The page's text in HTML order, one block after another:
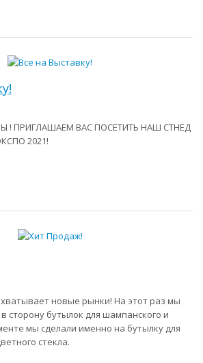
! ПРИГЛАШАЕМ ВАС ПОСЕТИТЬ НАШ СТНЕД
2021!
новые рынки! На этот раз мы
сторону бутылок для шампанского и
мы сделали именно на бутылку для
стекла.